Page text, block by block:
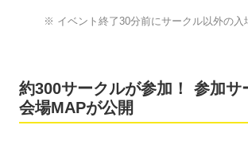
※ イベント終了30分前にサークル以外の入
約300サークルが参加！ 参加サ
会場MAPが公開